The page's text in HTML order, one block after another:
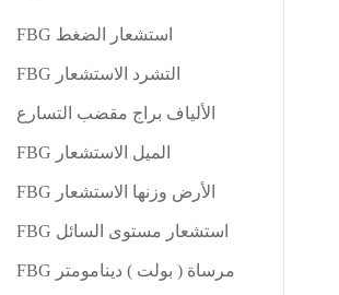
FBG استشعار الضغط
FBG التشرد الاستشعار
الألياف براج مقضب التسارع
FBG الميل الاستشعار
FBG الأرض وزنها الاستشعار
FBG استشعار مستوى السائل
FBG مرساة ( بولت ) دينامومتر